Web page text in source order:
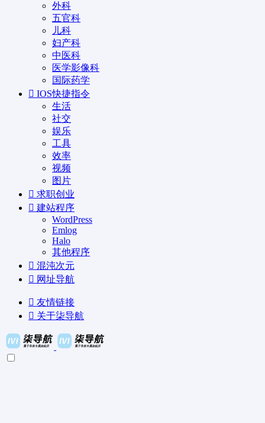
外科
五官科
儿科
妇产科
中医科
医学影像科
国际药学
IOS快捷指令
生活
社交
娱乐
工具
效率
视频
图片
求职创业
建站程序
WordPress
Emlog
Halo
其他程序
混沌次元
网址导航
友情链接
关于柒导航